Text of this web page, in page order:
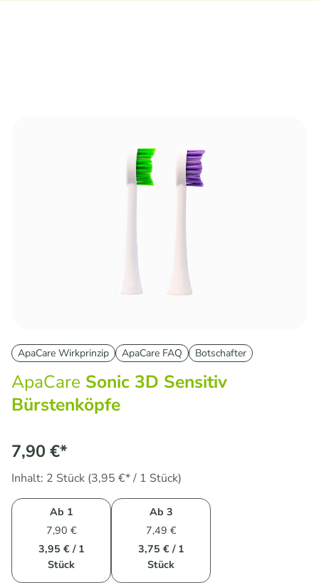
ApaCare Wirkprinzip ApaCare FAQ Botschafter
ApaCare Sonic 3D Sensitiv
Bürstenköpfe
7,90 €*
Inhalt: 2 Stück (3,95 €* / 1 Stück)
Ab 1
7,90 €
3,95 € / 1
Stück
Ab 3
7,49 €
3,75 € / 1
Stück